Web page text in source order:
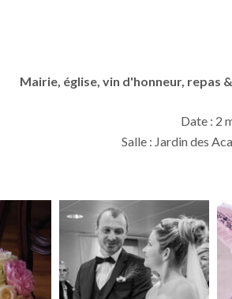
Mairie, église, vin d'honneur, repas
Date : 2
Salle : Jardin des